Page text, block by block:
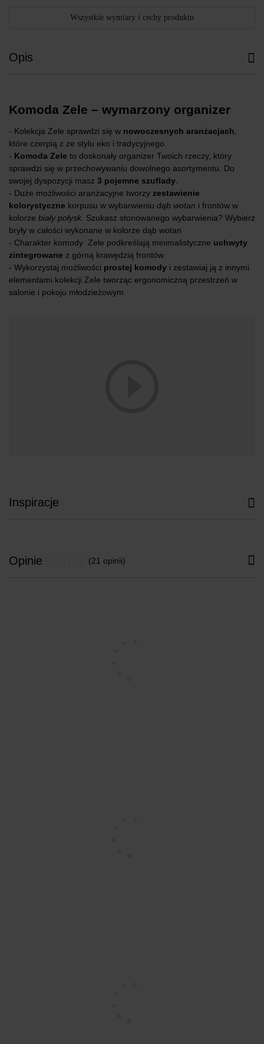
Wszystkie wymiary i cechy produktu
Opis
Komoda Zele – wymarzony organizer
- Kolekcja Zele sprawdzi się w nowoczesnych aranżacjach
które czerpią z ze stylu eko i tradycyjnego.
- Komoda Zele to doskonały organizer Twoich rzeczy, który
sprawdzi się w przechowywaniu dowolnego asortymentu. Do
swojej dyspozycji masz 3 pojemne szuflady
- Duże możliwości aranżacyjne tworzy zestawienie
kolorystyczne korpusu w wybarwieniu dąb wotan i frontów w
kolorze biały połysk . Szukasz stonowanego wybarwienia? Wybierz
bryły w całości wykonane w kolorze dąb wotan
- Charakter komody Zele podkreślają minimalistyczne uchwyty
zintegrowane z górną krawędzią frontów.
- Wykorzystaj możliwości prostej komody i zestawiaj ją z innymi
elementami kolekcji Zele tworząc ergonomiczną przestrzeń w
salonie i pokoju młodzieżowym.
Inspiracje
Opinie (21 opinii)